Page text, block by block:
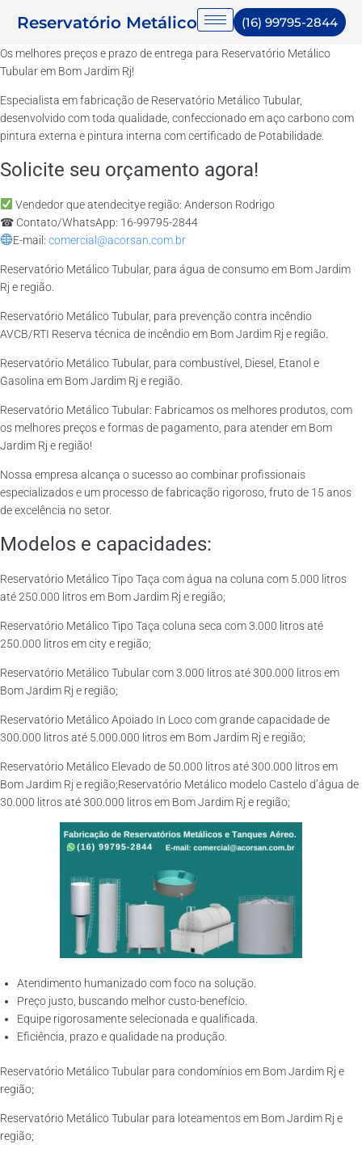
Reservatório Metálico (16) 99795-2844
Os melhores preços e prazo de entrega para Reservatório Metálico
Tubular em Bom Jardim Rj!
Especialista em fabricação de Reservatório Metálico Tubular,
desenvolvido com toda qualidade, confeccionado em aço carbono com
pintura externa e pintura interna com certificado de Potabilidade.
Solicite seu orçamento agora!
Vendedor que atendecitye região: Anderson Rodrigo
☎ Contato/WhatsApp: 16-99795-2844
E-mail: comercial@acorsan.com.br
Reservatório Metálico Tubular, para água de consumo em Bom Jardim
Rj e região.
Reservatório Metálico Tubular, para prevenção contra incêndio
AVCB/RTI Reserva técnica de incêndio em Bom Jardim Rj e região.
Reservatório Metálico Tubular, para combustível, Diesel, Etanol e
Gasolina em Bom Jardim Rj e região.
Reservatório Metálico Tubular: Fabricamos os melhores produtos, com
os melhores preços e formas de pagamento, para atender em Bom
Jardim Rj e região!
Nossa empresa alcança o sucesso ao combinar profissionais
especializados e um processo de fabricação rigoroso, fruto de 15 anos
de excelência no setor.
Modelos e capacidades:
Reservatório Metálico Tipo Taça com água na coluna com 5.000 litros
até 250.000 litros em Bom Jardim Rj e região;
Reservatório Metálico Tipo Taça coluna seca com 3.000 litros até
250.000 litros em city e região;
Reservatório Metálico Tubular com 3.000 litros até 300.000 litros em
Bom Jardim Rj e região;
Reservatório Metálico Apoiado In Loco com grande capacidade de
300.000 litros até 5.000.000 litros em Bom Jardim Rj e região;
Reservatório Metálico Elevado de 50.000 litros até 300.000 litros em
Bom Jardim Rj e região;Reservatório Metálico modelo Castelo d’água de
30.000 litros até 300.000 litros em Bom Jardim Rj e região;
Atendimento humanizado com foco na solução.
Preço justo, buscando melhor custo-benefício.
Equipe rigorosamente selecionada e qualificada.
Eficiência, prazo e qualidade na produção.
Reservatório Metálico Tubular para condomínios em Bom Jardim Rj e
região;
Reservatório Metálico Tubular para loteamentos em Bom Jardim Rj e
região;